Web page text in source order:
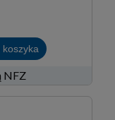
koszyka
NFZ